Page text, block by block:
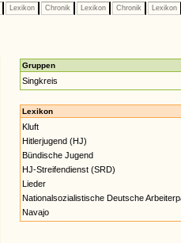
Lexikon Chronik Lexikon Chronik Lexikon
Gruppen
Singkreis
Lexikon
Kluft
Hitlerjugend (HJ)
Bündische Jugend
HJ-Streifendienst (SRD)
Lieder
Nationalsozialistische Deutsche
Navajo